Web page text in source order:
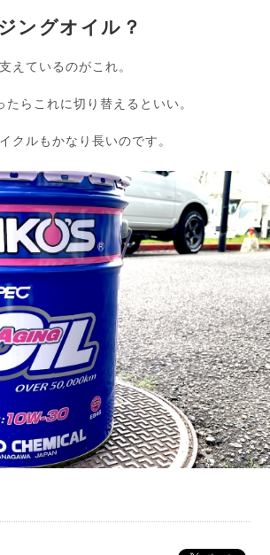
ングオイル？
えているのがこれ。
たらこれに切り替えるといい。
クルもかなり長いのです。